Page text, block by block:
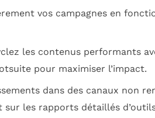
vos campagnes en
les contenus performants
pour maximiser l’impact.
dans des canaux non
sur les rapports détaillés